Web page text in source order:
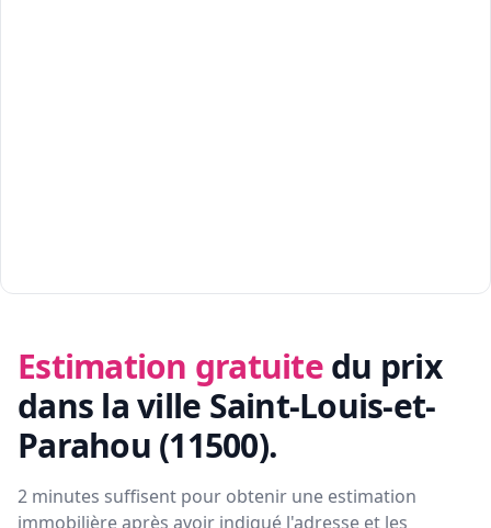
Estimation gratuite du prix
dans la ville Saint-Louis-et-
Parahou (11500).
2 minutes suffisent pour obtenir une estimation
immobilière après avoir indiqué l'adresse et les